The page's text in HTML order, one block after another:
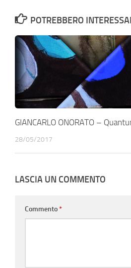
POTREBBERO
GIANCARLO ONORATO –
28/05/2017
LASCIA UN COMMENTO
Commento*